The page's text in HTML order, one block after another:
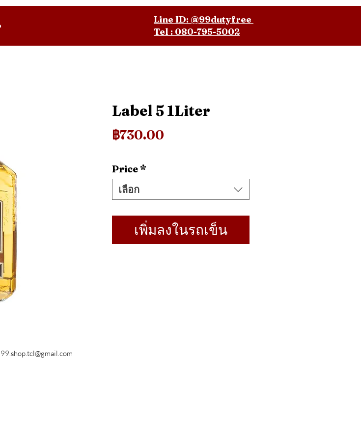
Line ID: @99dutyfree
Tel : 080-795-5002
Label 5 1Liter
฿730.00
Price *
เลือก
เพิ่มลงในรถเข็น
99.shop.tcl@gmail.com